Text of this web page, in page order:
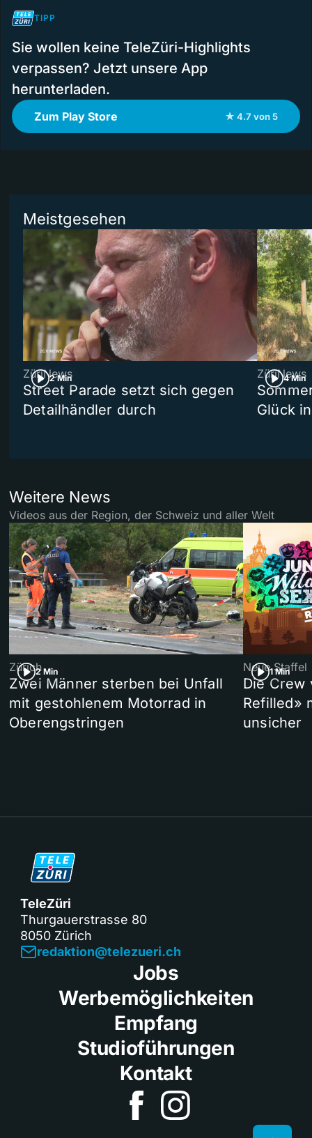
TIPP
Sie wollen keine TeleZüri-Highlights
verpassen? Jetzt unsere App
herunterladen.
Zum Play Store ★ 4.7 von 5
Meistgesehen
2 Min
ZüriNews
Street Parade setzt sich gegen
Detailhändler durch
4 Min
ZüriNews
Glück
Weitere News
Videos aus der Region, der Schweiz und aller Welt
2 Min
Zürich
Zwei Männer sterben bei Unfall
mit gestohlenem Motorrad in
Oberengstringen
1 Min
Neue Staffel
Die Crew
Refilled»
unsicher
TeleZüri
Thurgauerstrasse 80
8050 Zürich
redaktion@telezueri.ch
Jobs
Werbemöglichkeiten
Empfang
Studioführungen
Kontakt